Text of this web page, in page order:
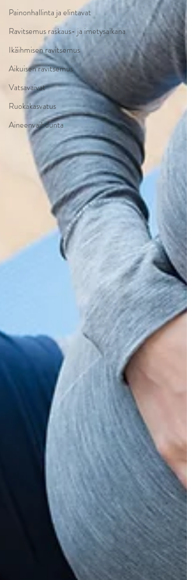
Painonhallinta ja elintavat
Ravitsemus raskaus- ja imetysaikana
Ikäihmisen ravitsemus
Aikuisen ravitsemus
Vatsavaivat
Ruokakasvatus
Aineenvaihdunta